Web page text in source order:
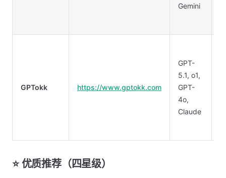
Gemini
GPTokk https://www.gptokk.com
GPT-
5.1, o1,
GPT-
4o,
Claude
⭐ 优质推荐（四星级）